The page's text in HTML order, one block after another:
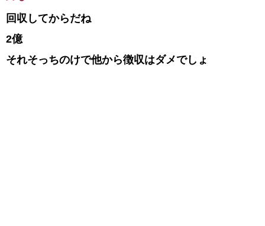
回収してからだね
2億
それそっちのけで他から徴収はダメでしょ